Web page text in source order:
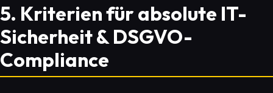
5. Kriterien für absolute IT-
Sicherheit & DSGVO-
Compliance